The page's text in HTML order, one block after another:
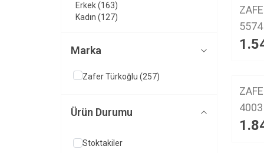
Erkek(163)
Kadın (127)
Marka
Zafer Türkoğlu (257)
Ürün Durumu
Stoktakiler
5574 Günlük
YENI
4003